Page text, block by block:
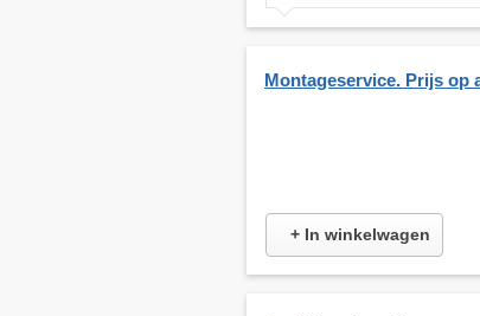
Montageservice. Prijs op
+ In winkelwagen